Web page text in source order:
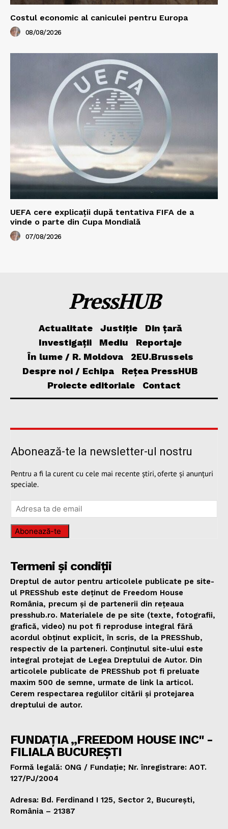
Costul economic al caniculei pentru Europa
08/08/2026
UEFA cere explicații după tentativa FIFA de a
vinde o parte din Cupa Mondială
07/08/2026
PressHUB
Actualitate Justiție
Din țară
Investigații
Mediu
Reportaje
În lume / R. Moldova
2EU.Brussels
Despre noi / Echipa
Rețea PressHUB
Proiecte editoriale
Contact
Abonează-te la newsletter-ul nostru
Pentru a fi la curent cu cele mai recente știri, oferte și anunțuri
speciale.
Abonează-te
Termeni și condiții
Dreptul de autor pentru articolele publicate pe site-
ul PRESShub este deținut de Freedom House
România, precum și de partenerii din rețeaua
presshub.ro. Materialele de pe site (texte, fotografii,
grafică, video) nu pot fi reproduse integral fără
acordul obținut explicit, în scris, de la PRESShub,
respectiv de la parteneri. Conținutul site-ului este
integral protejat de Legea Dreptului de Autor. Din
articolele publicate de PRESShub pot fi preluate
maxim 500 de semne, urmate de link la articol.
Cerem respectarea regulilor citării și protejarea
dreptului de autor.
FUNDAȚIA „FREEDOM HOUSE INC" -
FILIALA BUCUREȘTI
Formă legală: ONG / Fundație; Nr. înregistrare: AOT.
127/PJ/2004
Adresa: Bd. Ferdinand I 125, Sector 2, București,
România – 21387